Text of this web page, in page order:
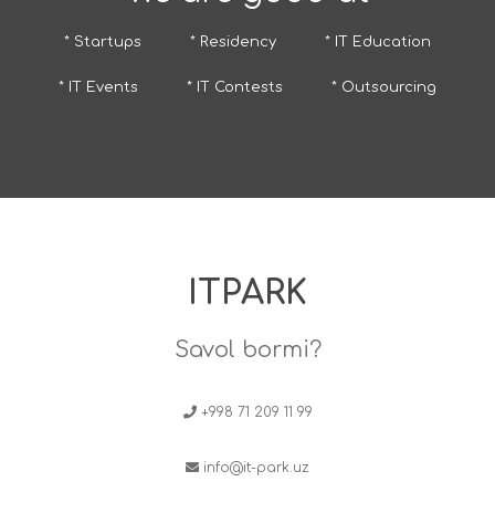
* Startups * Residency * IT Education
* IT Events * IT Contests * Outsourcing
ITPARK
Savol bormi?
+998 71 209 11 99
info@it-park.uz